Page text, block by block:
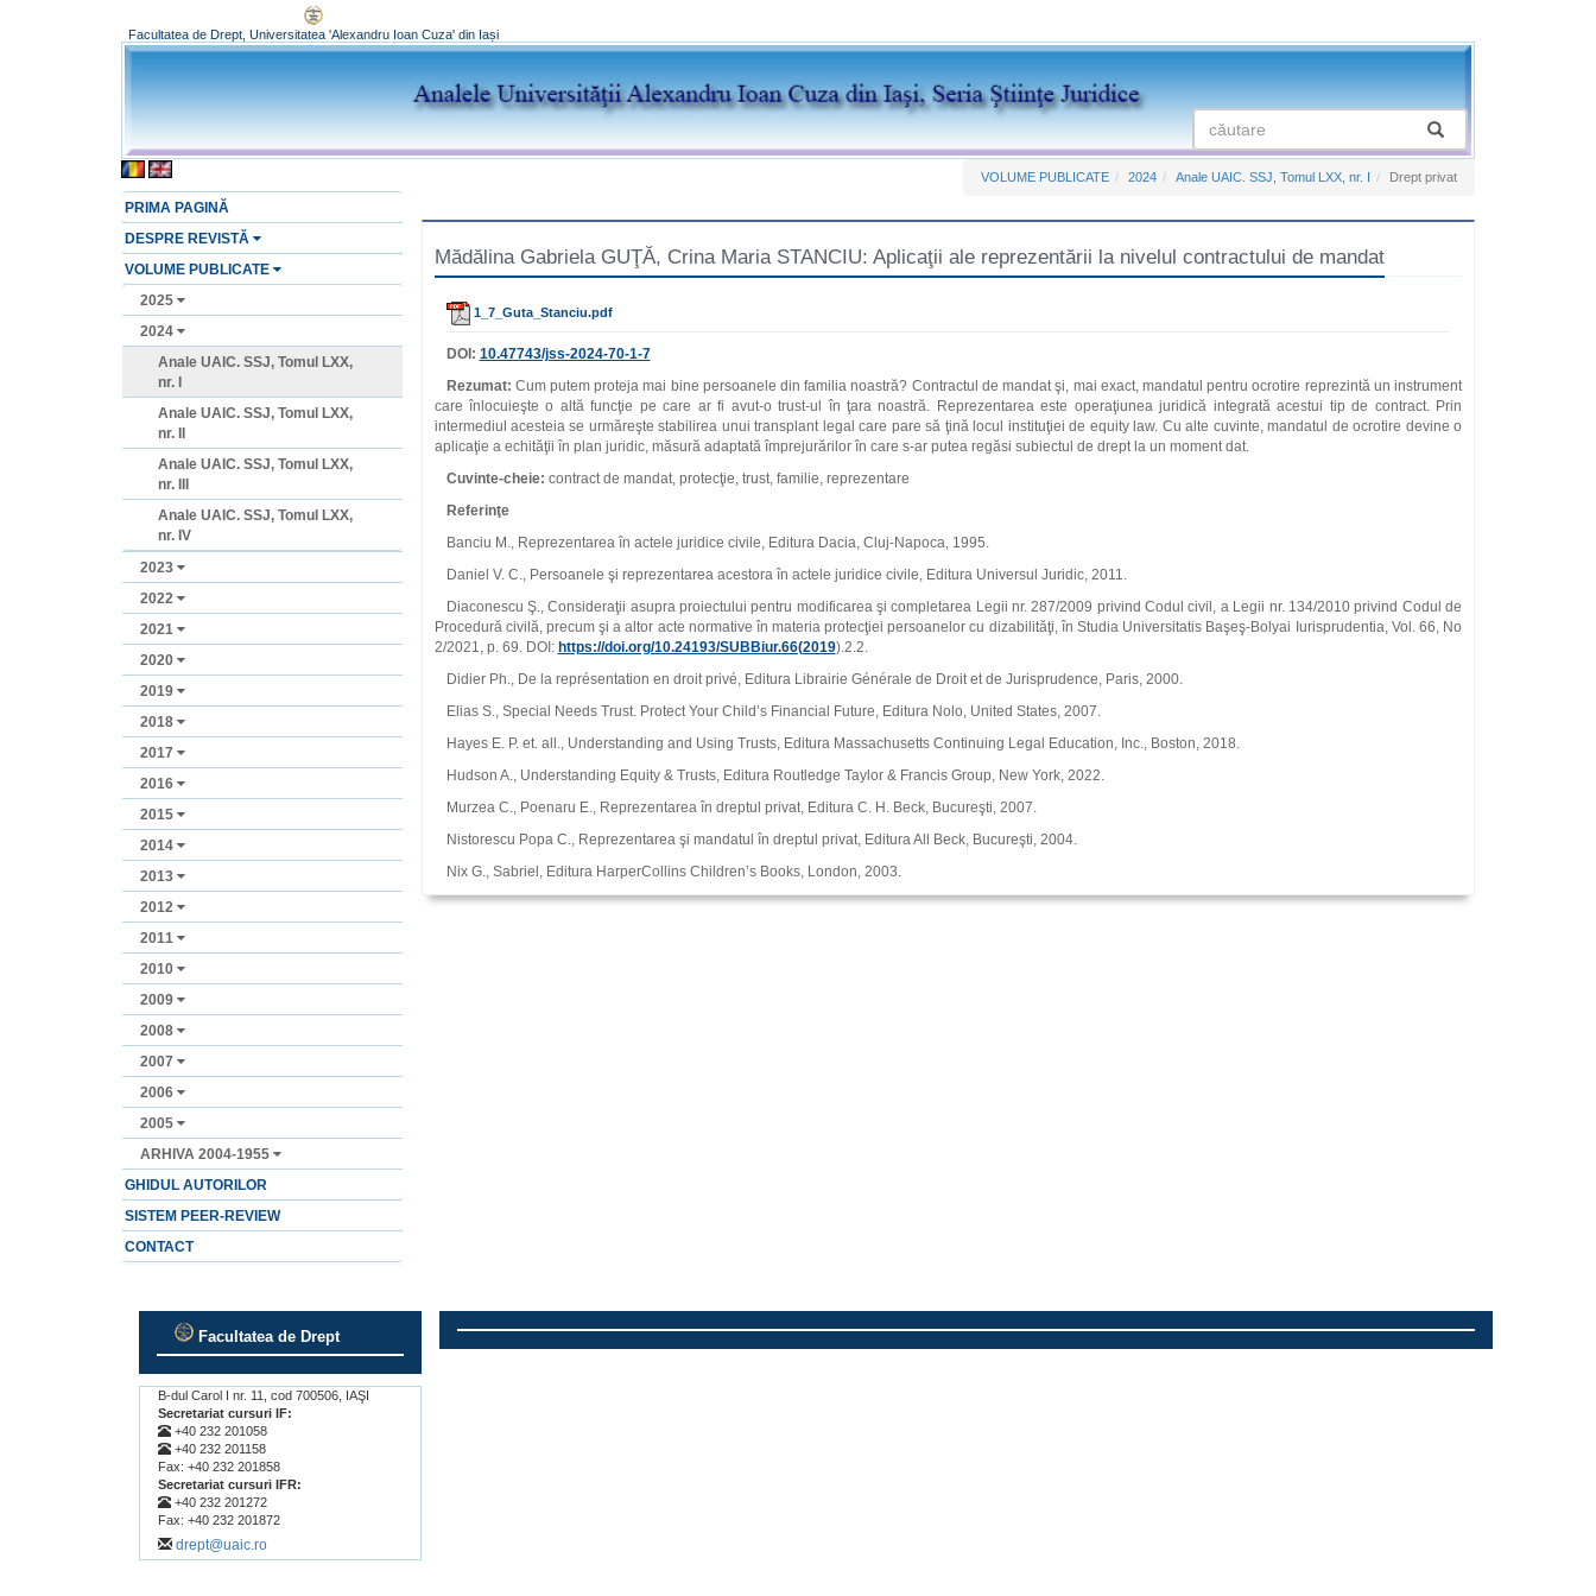
Facultatea de Drept, Universitatea 'Alexandru Ioan Cuza' din Iași
PRIMA PAGINĂ
DESPRE REVISTĂ
VOLUME PUBLICATE
2025
2024
Anale UAIC. SSJ, Tomul LXX,
nr. I
Anale UAIC. SSJ, Tomul LXX,
nr. II
Anale UAIC. SSJ, Tomul LXX,
nr. III
Anale UAIC. SSJ, Tomul LXX,
nr. IV
2023
2022
2021
2020
2019
2018
2017
2016
2015
2014
2013
2012
2011
2010
2009
2008
2007
2006
2005
ARHIVA 2004-1955
GHIDUL AUTORILOR
SISTEM PEER-REVIEW
CONTACT
VOLUME PUBLICATE 2024 Anale UAIC. SSJ, Tomul LXX, nr. I Drept privat
Mădălina Gabriela GUŢĂ, Crina Maria STANCIU: Aplicaţii ale reprezentării la nivelul contractului de mandat
1_7_Guta_Stanciu.pdf
DOI: 10.47743/jss-2024-70-1-7
Rezumat: Cum putem proteja mai bine persoanele din familia noastră? Contractul de mandat şi, mai exact, mandatul pentru ocrotire reprezintă un instrument
care înlocuieşte o altă funcţie pe care ar fi avut‑o trust‑ul în ţara noastră. Reprezentarea este operaţiunea juridică integrată acestui tip de contract. Prin
intermediul acesteia se urmăreşte stabilirea unui transplant legal care pare să ţină locul instituţiei de equity law. Cu alte cuvinte, mandatul de ocrotire devine o
aplicaţie a echităţii în plan juridic, măsură adaptată împrejurărilor în care s‑ar putea regăsi subiectul de drept la un moment dat.
Cuvinte‑cheie: contract de mandat, protecţie, trust, familie, reprezentare
Referinţe
Banciu M., Reprezentarea în actele juridice civile, Editura Dacia, Cluj‑Napoca, 1995.
Daniel V. C., Persoanele şi reprezentarea acestora în actele juridice civile, Editura Universul Juridic, 2011.
Diaconescu Ş., Consideraţii asupra proiectului pentru modificarea şi completarea Legii nr. 287/2009 privind Codul civil, a Legii nr. 134/2010 privind Codul de
Procedură civilă, precum şi a altor acte normative în materia protecţiei persoanelor cu dizabilităţi, în Studia Universitatis Başeş‑Bolyai Iurisprudentia, Vol. 66, No
2/2021, p. 69. DOI: https://doi.org/10.24193/SUBBiur.66(2019).2.2.
Didier Ph., De la représentation en droit privé, Editura Librairie Générale de Droit et de Jurisprudence, Paris, 2000.
Elias S., Special Needs Trust. Protect Your Child’s Financial Future, Editura Nolo, United States, 2007.
Hayes E. P. et. all., Understanding and Using Trusts, Editura Massachusetts Continuing Legal Education, Inc., Boston, 2018.
Hudson A., Understanding Equity & Trusts, Editura Routledge Taylor & Francis Group, New York, 2022.
Murzea C., Poenaru E., Reprezentarea în dreptul privat, Editura C. H. Beck, Bucureşti, 2007.
Nistorescu Popa C., Reprezentarea şi mandatul în dreptul privat, Editura All Beck, Bucureşti, 2004.
Nix G., Sabriel, Editura HarperCollins Children’s Books, London, 2003.
Facultatea de Drept
B-dul Carol I nr. 11, cod 700506, IAŞI
Secretariat cursuri IF:
+40 232 201058
+40 232 201158
Fax: +40 232 201858
Secretariat cursuri IFR:
+40 232 201272
Fax: +40 232 201872
drept@uaic.ro